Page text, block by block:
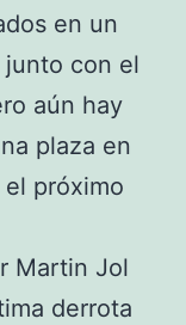
en un
con el
aún hay
plaza en
próximo
Martin Jol
derrota